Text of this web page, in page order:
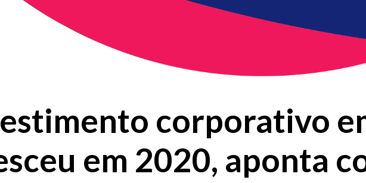
corporativo
em 2020, aponta